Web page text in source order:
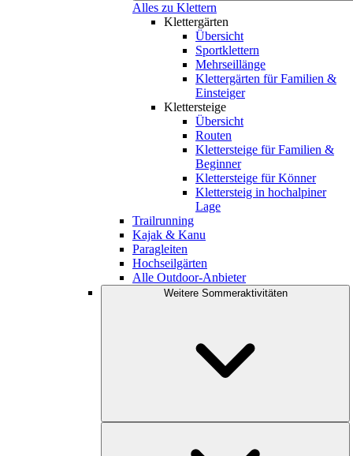
Alles zu Klettern
Klettergärten
Übersicht
Sportklettern
Mehrseillänge
Klettergärten für Familien &
Einsteiger
Klettersteige
Übersicht
Routen
Klettersteige für Familien &
Beginner
Klettersteige für Könner
Klettersteig in hochalpiner
Lage
Trailrunning
Kajak & Kanu
Paragleiten
Hochseilgärten
Alle Outdoor-Anbieter
Weitere Sommeraktivitäten